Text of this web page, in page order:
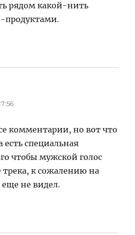
рядом какой-нить
продуктами.
комментарии, но вот что
есть специальная
чтобы мужской голос
трека, к сожалению на
еще не видел.